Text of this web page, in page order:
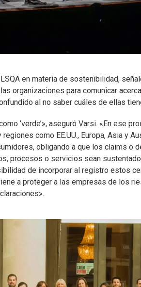
en materia de sostenibilidad,
organizaciones para comunicar
al no saber cuáles de ellas
‘verde’», aseguró Varsi. «En ese
como EE.UU., Europa, Asia y
obligando a que los claims o
procesos o servicios sean
de incorporar al registro estos
a proteger a las empresas de los